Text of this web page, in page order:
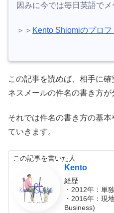
因みに今では毎日英語でメ
＞＞ Kento Shiomiのプロフ
この記事を読めば、相手に
ネスメールの件名の書き方が
それでは件名の書き方の基
ていきます。
この記事を書いた人
Kento
経歴
・2012年：単
・2016年：現
Business)